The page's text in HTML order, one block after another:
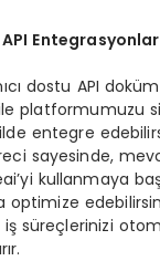
dostu API
platformumuzu
entegre
sayesinde,
kullanmaya
optimize
iş süreçlerinizi